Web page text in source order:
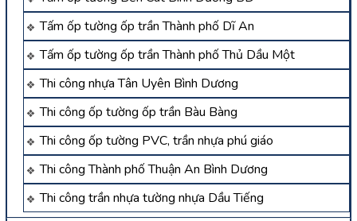
Tấm ốp tường ốp trần Thành phố Dĩ An
Tấm ốp tường ốp trần Thành phố Thủ Dầu Một
Thi công nhựa Tân Uyên Bình Dương
Thi công ốp tường ốp trần Bàu Bàng
Thi công ốp tường PVC, trần nhựa phú giáo
Thi công Thành phố Thuận An Bình Dương
Thi công trần nhựa tường nhựa Dầu Tiếng